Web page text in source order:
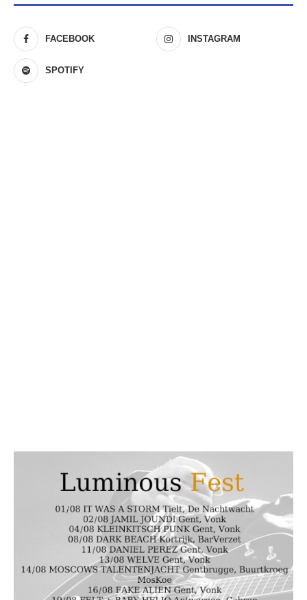
FACEBOOK INSTAGRAM
SPOTIFY